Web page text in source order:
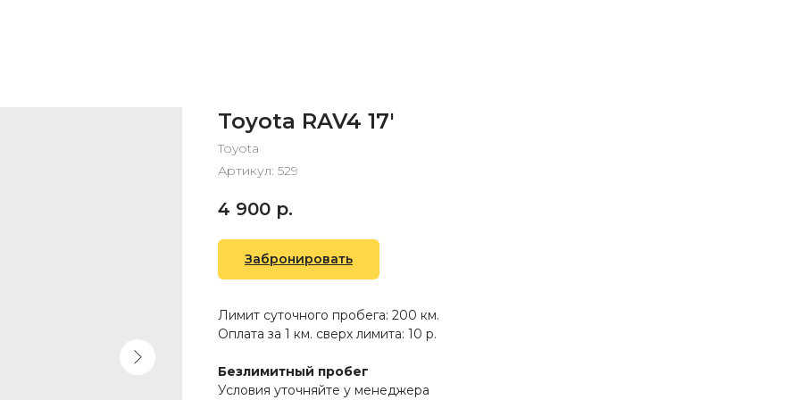
Toyota RAV4 17'
Toyota
Артикул: 529
4 900 р.
Забронировать
Лимит суточного пробега: 200 км.
Оплата за 1 км. сверх лимита: 10 р.
Безлимитный пробег
Условия уточняйте у менеджера